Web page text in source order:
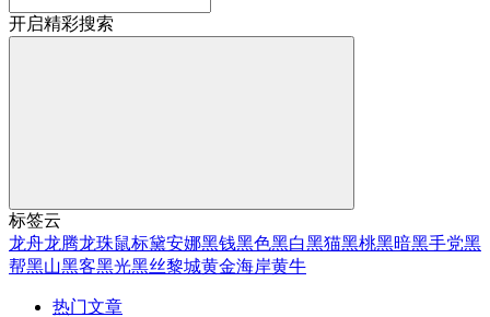
开启精彩搜索
标签云
龙舟龙腾龙珠鼠标黛安娜黑钱黑色黑白黑猫黑桃黑暗黑手党黑
帮黑山黑客黑光黑丝黎城黄金海岸黄牛
热门文章